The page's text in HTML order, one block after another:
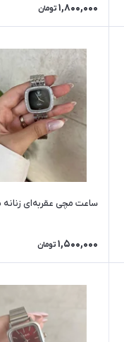
1,800,000 تومان
ساعت مچی عقربه‌ای
1,500,000 تومان